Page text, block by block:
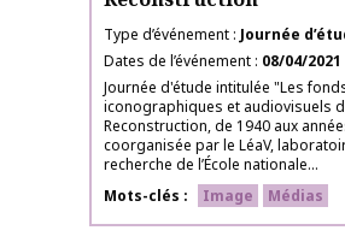
Type d’événement Journée
Dates de l’événement 08/04/2021
Journée d'étude intitulée "Les
iconographiques et audiovisuels
Reconstruction, de 1940 aux
coorganisée par le LéaV,
recherche de l’École nationale...
Mots-clés
Image Médias